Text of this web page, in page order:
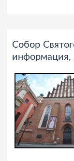
Собор
информация,